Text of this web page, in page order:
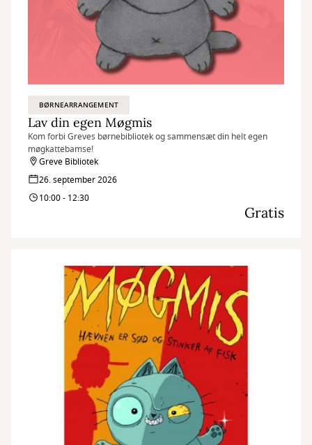
BØRNEARRANGEMENT
Lav din egen Møgmis
Kom forbi Greves børnebibliotek og sammensæt din helt egen
møgkattebamse!
Greve Bibliotek
26. september 2026
10:00 - 12:30
Gratis